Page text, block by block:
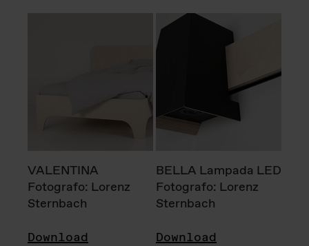
VALENTINA
Fotografo: Lorenz
Sternbach
Download
BELLA Lampada LED
Fotografo: Lorenz
Sternbach
Download